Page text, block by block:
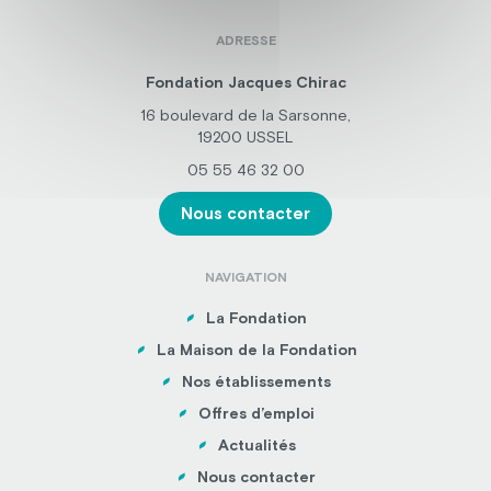
ADRESSE
Fondation Jacques Chirac
16 boulevard de la Sarsonne,
19200 USSEL
05 55 46 32 00
Nous contacter
NAVIGATION
La Fondation
La Maison de la Fondation
Nos établissements
Offres d’emploi
Actualités
Nous contacter